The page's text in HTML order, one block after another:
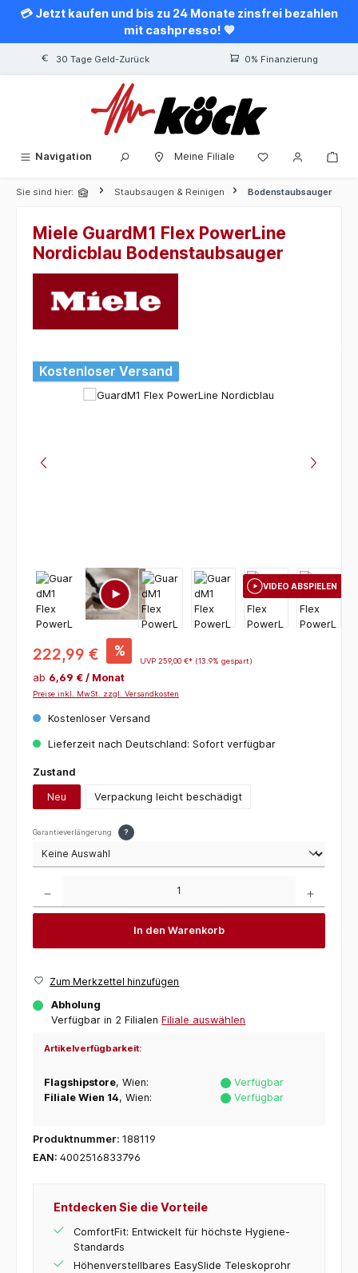
springen
💳 Jetzt kaufen und bis zu 24 Monate zinsfrei bezahlen
mit cashpresso! 💙
30 Tage Geld-Zurück 0% Finanzierung
Navigation Meine Filiale
Sie sind hier: Staubsaugen & Reinigen Bodenstaubsauger
Miele GuardM1 Flex PowerLine
Nordicblau Bodenstaubsauger
Bildergalerie überspringen
Kostenloser Versand
VIDEO ABSPIELEN
222,99 € %
UVP 259,00 €* (13.9% gespart)
ab 6,69 € / Monat
Preise inkl. MwSt. zzgl. Versandkosten
Kostenloser Versand
Lieferzeit nach Deutschland: Sofort verfügbar
Zustand
Neu Verpackung leicht beschädigt
Garantieverlängerung ?
In den Warenkorb
Zum Merkzettel hinzufügen
Abholung
Verfügbar in 2 Filialen Filiale auswählen
Artikelverfügbarkeit:
Flagshipstore, Wien:
Verfügbar
Filiale Wien 14, Wien: Verfügbar
Produktnummer: 188119
EAN: 4002516833796
Entdecken Sie die Vorteile
ComfortFit: Entwickelt für höchste Hygiene-
Standards
Höhenverstellbares EasySlide Teleskoprohr